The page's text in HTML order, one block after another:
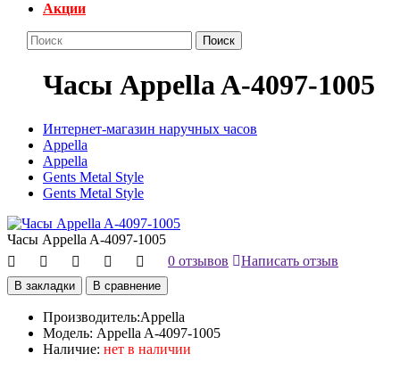
Акции
Поиск
Часы Appella A-4097-1005
Интернет-магазин наручных часов
Appella
Appella
Gents Metal Style
Gents Metal Style
Часы Appella A-4097-1005
0 отзывов
Написать отзыв
В закладки В сравнение
Производитель:Appella
Модель: Appella A-4097-1005
Наличие: нет в наличии